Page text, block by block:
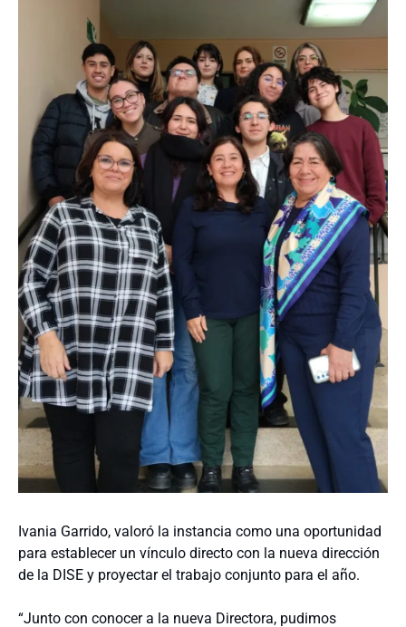
Ivania Garrido, valoró la instancia como una oportunidad
para establecer un vínculo directo con la nueva dirección
de la DISE y proyectar el trabajo conjunto para el año.
“Junto con conocer a la nueva Directora, pudimos